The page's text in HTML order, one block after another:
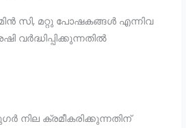
സി, മറ്റു പോഷകങ്ങൾ എന്നിവ
വർദ്ധിപ്പിക്കുന്നതിൽ
നില ക്രമീകരിക്കുന്നതിന്